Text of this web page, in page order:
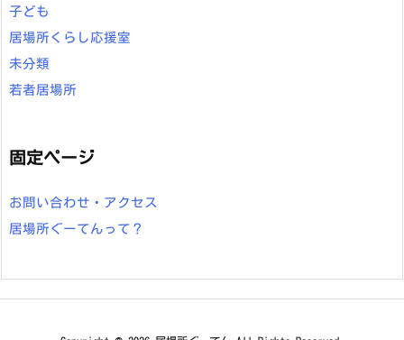
子ども
居場所くらし応援室
未分類
若者居場所
固定ページ
お問い合わせ・アクセス
居場所ぐーてんって？